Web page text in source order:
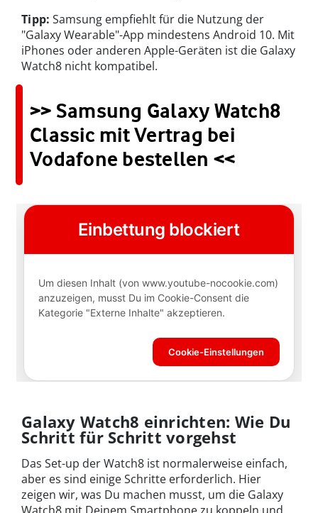
Tipp: Samsung empfiehlt für die Nutzung der
"Galaxy Wearable"-App mindestens Android 10. Mit
iPhones oder anderen Apple-Geräten ist die Galaxy
Watch8 nicht kompatibel.
>> Samsung Galaxy Watch8
Classic mit Vertrag bei
Vodafone bestellen <<
Galaxy Watch8 einrichten: Wie Du
Schritt für Schritt vorgehst
Das Set-up der Watch8 ist normalerweise einfach,
aber es sind einige Schritte erforderlich. Hier
zeigen wir, was Du machen musst, um die Galaxy